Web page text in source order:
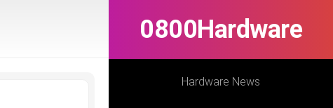
0800Hardware
Hardware News